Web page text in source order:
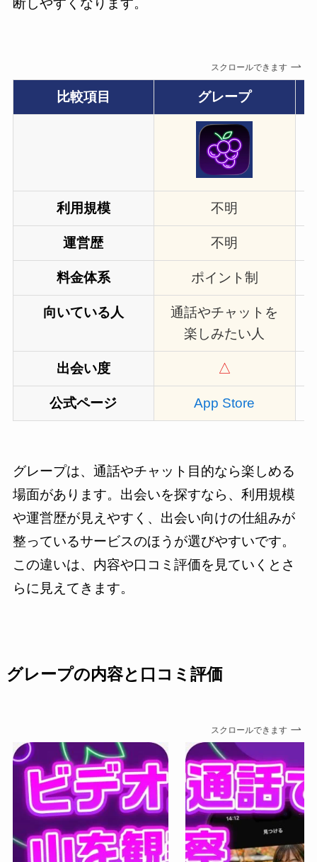
断しやすくなります。
スクロールできます
比較項目 グレープ
利用規模 不明
運営歴 不明
料金体系 ポイント制
向いている人
通話やチャットを
楽しみたい人
出会い度 △
公式ページ App Store
グレープは、通話やチャット目的なら楽しめる
場面があります。出会いを探すなら、利用規模
や運営歴が見えやすく、出会い向けの仕組みが
整っているサービスのほうが選びやすいです。
この違いは、内容や口コミ評価を見ていくとさ
らに見えてきます。
グレープの内容と口コミ評価
スクロールできます